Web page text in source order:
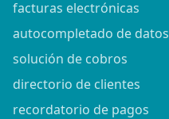
facturas electrónicas
autocompletado de datos
solución de cobros
directorio de clientes
recordatorio de pagos